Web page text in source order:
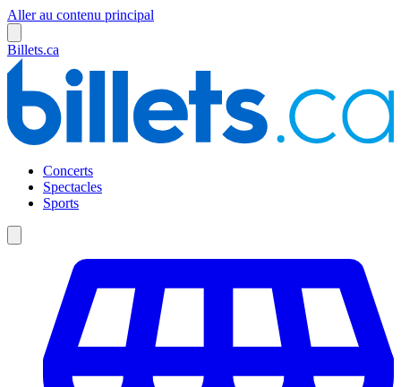
Aller au contenu principal
Billets.ca
Concerts
Spectacles
Sports